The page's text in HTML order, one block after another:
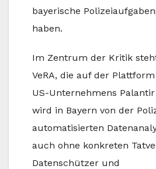
bayerische
haben.
Im Zentrum der Kritik
VeRA, die auf der
US-Unternehmens
wird in Bayern von der
automatisierten
auch ohne konkreten
Datenschützer und